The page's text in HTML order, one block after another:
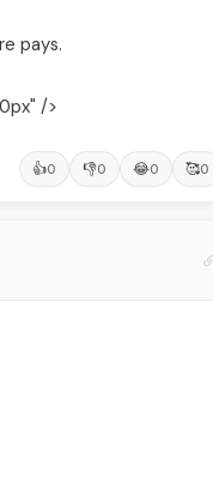
pays.
/>
👍0 👎0 😂0 🥰0